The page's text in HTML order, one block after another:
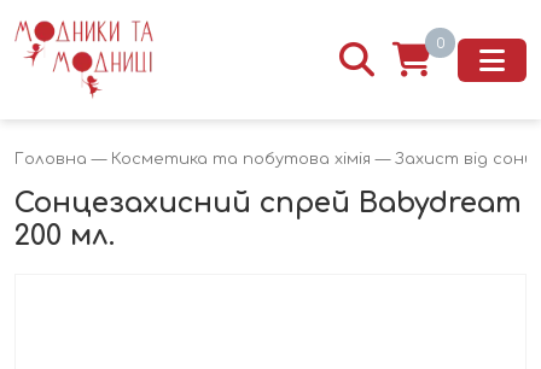
0
Головна — Косметика та побутова хімія — Захист від
Сонцезахисний спрей Babydream
200 мл.